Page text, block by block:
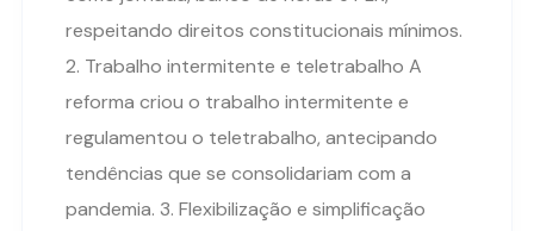
respeitando direitos constitucionais mínimos.
2. Trabalho intermitente e teletrabalho A
reforma criou o trabalho intermitente e
regulamentou o teletrabalho, antecipando
tendências que se consolidariam com a
pandemia. 3. Flexibilização e simplificação